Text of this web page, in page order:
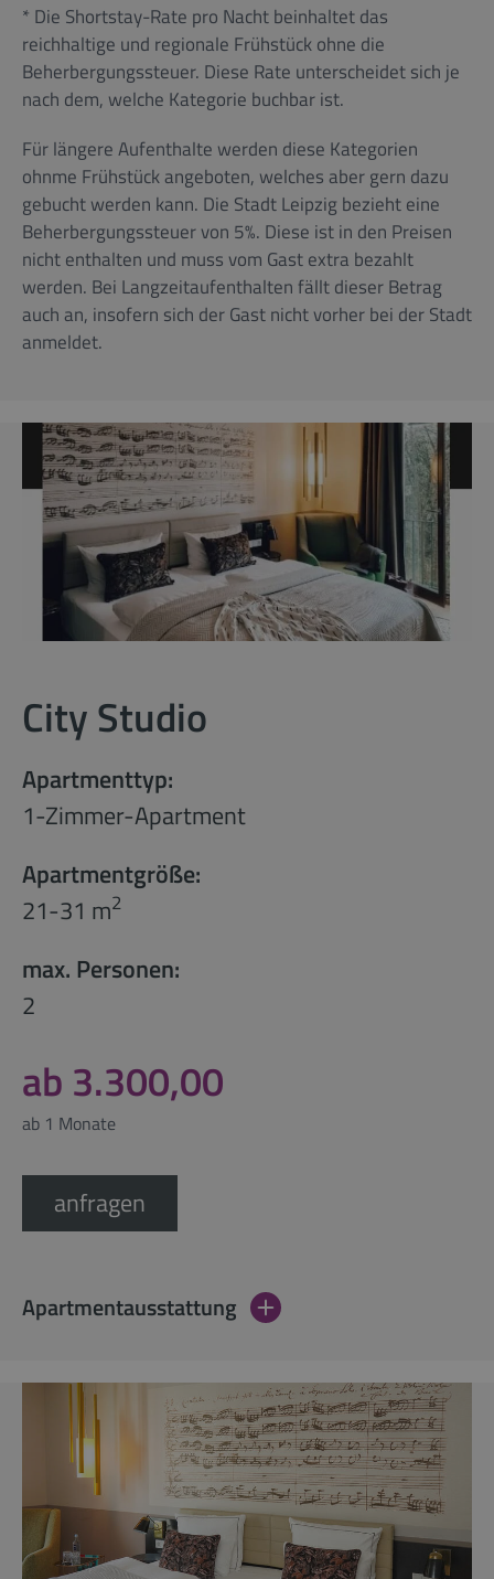
* Die Shortstay-Rate pro Nacht beinhaltet das
reichhaltige und regionale Frühstück ohne die
Beherbergungssteuer. Diese Rate unterscheidet sich je
nach dem, welche Kategorie buchbar ist.
Für längere Aufenthalte werden diese Kategorien
ohnme Frühstück angeboten, welches aber gern dazu
gebucht werden kann. Die Stadt Leipzig bezieht eine
Beherbergungssteuer von 5%. Diese ist in den Preisen
nicht enthalten und muss vom Gast extra bezahlt
werden. Bei Langzeitaufenthalten fällt dieser Betrag
auch an, insofern sich der Gast nicht vorher bei der Stadt
anmeldet.
City Studio
Apartmenttyp:
1-Zimmer-Apartment
Apartmentgröße:
21-31 m2
max. Personen:
2
ab 3.300,00
ab 1 Monate
anfragen
Apartmentausstattung